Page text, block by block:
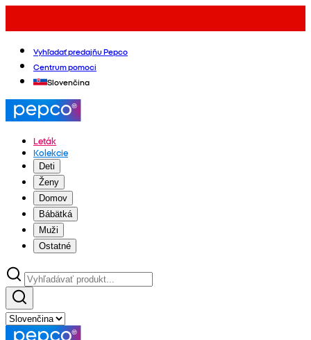
Vyhľadať predajňu Pepco
Centrum pomoci
Slovenčina
Leták
Kolekcie
Deti
Ženy
Domov
Bábätká
Muži
Ostatné